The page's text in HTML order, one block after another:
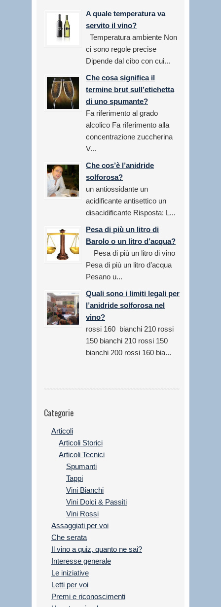
A quale temperatura va
servito il vino?
Temperatura ambiente Non
ci sono regole precise
Dipende dal cibo con cui...
Che cosa significa il
termine brut sull’etichetta
di uno spumante?
Fa riferimento al grado
alcolico Fa riferimento alla
concentrazione zuccherina
V...
Che cos’è l’anidride
solforosa?
un antiossidante un
acidificante antisettico un
disacidificante Risposta: L...
Pesa di più un litro di
Barolo o un litro d’acqua?
Pesa di più un litro di vino
Pesa di più un litro d’acqua
Pesano u...
Quali sono i limiti legali per
l’anidride solforosa nel
vino?
rossi 160 bianchi 210 rossi
150 bianchi 210 rossi 150
bianchi 200 rossi 160 bia...
Categorie
Articoli
Articoli Storici
Articoli Tecnici
Spumanti
Tappi
Vini Bianchi
Vini Dolci & Passiti
Vini Rossi
Assaggiati per voi
Che serata
Il vino a quiz, quanto ne sai?
Interesse generale
Le iniziative
Letti per voi
Premi e riconoscimenti